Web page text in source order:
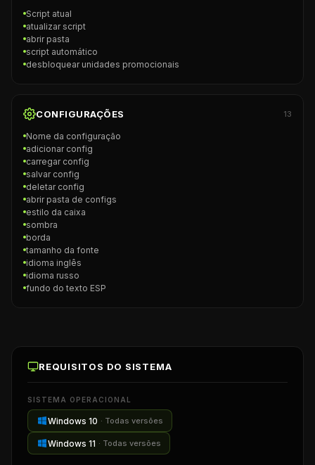
Script atual
atualizar script
abrir pasta
script automático
desbloquear unidades promocionais
CONFIGURAÇÕES 13
Nome da configuração
adicionar config
carregar config
salvar config
deletar config
abrir pasta de configs
estilo da caixa
sombra
borda
tamanho da fonte
idioma inglês
idioma russo
fundo do texto ESP
REQUISITOS DO SISTEMA
SISTEMA OPERACIONAL
Windows 10 · Todas versões
Windows 11 · Todas versões